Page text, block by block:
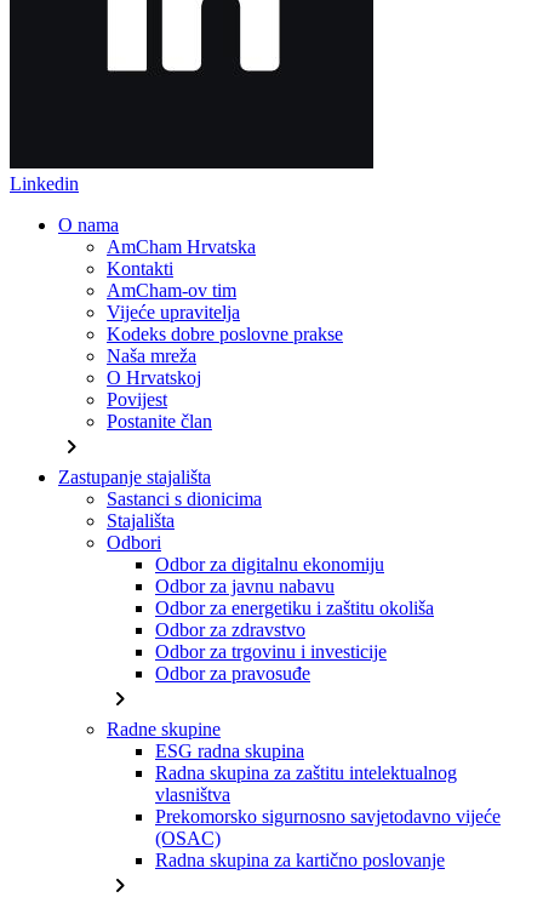
Linkedin
O nama
AmCham Hrvatska
Kontakti
AmCham-ov tim
Vijeće upravitelja
Kodeks dobre poslovne prakse
Naša mreža
O Hrvatskoj
Povijest
Postanite član
chevron_right
Zastupanje stajališta
Sastanci s dionicima
Stajališta
Odbori
Odbor za digitalnu ekonomiju
Odbor za javnu nabavu
Odbor za energetiku i zaštitu okoliša
Odbor za zdravstvo
Odbor za trgovinu i investicije
Odbor za pravosuđe
chevron_right
Radne skupine
ESG radna skupina
Radna skupina za zaštitu intelektualnog
vlasništva
Prekomorsko sigurnosno savjetodavno vijeće
(OSAC)
Radna skupina za kartično poslovanje
chevron_right